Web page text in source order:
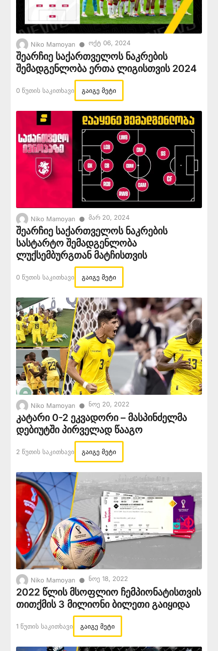
Niko Mamoyan ● Ოქტ 06, 2024
შეარჩიე საქართველოს ნაკრების
შემადგენლობა ერთა ლიგისთვის 2024
0 Წუთის Საკითხავი გაიგე მეტი
Niko Mamoyan ● Მარ 20, 2024
შეარჩიე საქართველოს ნაკრების
სასტარტო შემადგენლობა
ლუქსემბურგთან მატჩისთვის
0 Წუთის Საკითხავი გაიგე მეტი
Niko Mamoyan ● Ნოე 20, 2022
კატარი 0-2 ეკვადორი – მასპინძელმა
დებიუტში პირველად წააგო
2 Წუთის Საკითხავი გაიგე მეტი
Niko Mamoyan ● Ნოე 18, 2022
2022 წლის მსოფლიო ჩემპიონატისთვის
თითქმის 3 მილიონი ბილეთი გაიყიდა
1 Წუთის Საკითხავი გაიგე მეტი